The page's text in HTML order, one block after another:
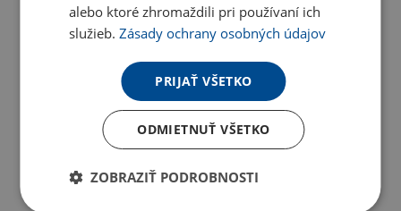
alebo ktoré zhromaždili pri používaní ich
služieb.Zásady ochrany osobných údajov
PRIJAŤ VŠETKO
ODMIETNUŤ VŠETKO
ZOBRAZIŤ PODROBNOSTI